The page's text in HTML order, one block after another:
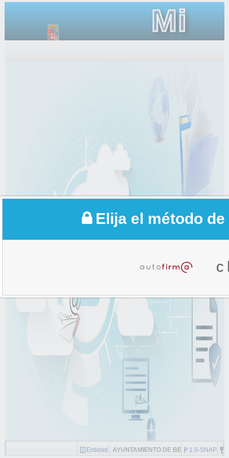
Mi
Entidad AYUNTAMIENTO DE BENTARIQUE
1.0-
Elija el método